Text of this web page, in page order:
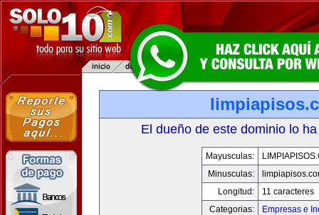
El dueño de este dominio lo
Mayusculas:
Minusculas:
Longitud:
11 caracteres
Categorias:
Empresas e